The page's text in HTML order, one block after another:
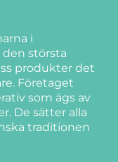
i
den största
produkter det
Företaget
som ägs av
De sätter alla
traditionen